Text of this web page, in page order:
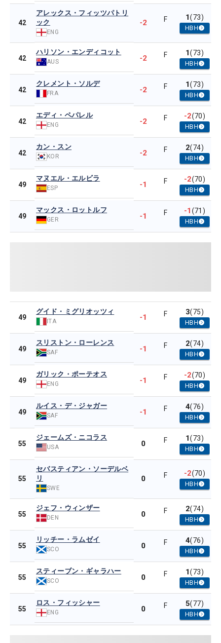
42
アレックス・フィッツパトリ
ック
ENG
-2 F 1(73)
HBH
42
ハリソン・エンディコット
AUS -2 F 1(73)
HBH
42
クレメント・ソルデ
FRA -2 F 1(73)
HBH
42
エディ・ペパレル
ENG -2 F -2(70)
HBH
42
カン・スン
KOR -2 F 2(74)
HBH
49
マヌエル・エルビラ
ESP -1 F -2(70)
HBH
49
マックス・ロットルフ
GER -1 F -1(71)
HBH
49
グイド・ミグリオッツィ
ITA -1 F 3(75)
HBH
49
スリストン・ローレンス
SAF -1 F 2(74)
HBH
49
ガリック・ポーテオス
ENG -1 F -2(70)
HBH
49
ルイス・デ・ジャガー
SAF -1 F 4(76)
HBH
55
ジェームズ・ニコラス
USA 0 F 1(73)
HBH
55
セバスティアン・ソーデルベ
リ
SWE
0 F -2(70)
HBH
55
ジェフ・ウィンザー
DEN 0 F 2(74)
HBH
55
リッチー・ラムゼイ
SCO 0 F 4(76)
HBH
55
スティーブン・ギャラハー
SCO 0 F 1(73)
HBH
55
ロス・フィッシャー
ENG 0 F 5(77)
HBH